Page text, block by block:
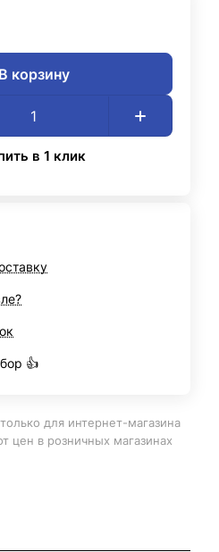
В корзину
в 1 клик
👍
для интернет-магазина
цен в розничных магазинах